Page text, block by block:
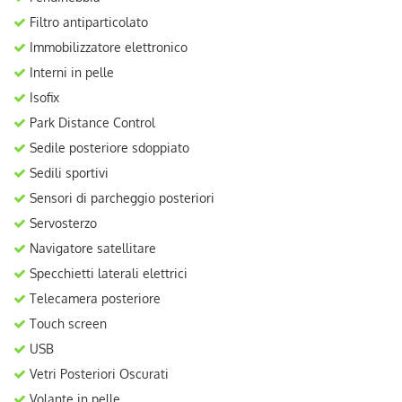
Filtro antiparticolato
Immobilizzatore elettronico
Interni in pelle
Isofix
Park Distance Control
Sedile posteriore sdoppiato
Sedili sportivi
Sensori di parcheggio posteriori
Servosterzo
Navigatore satellitare
Specchietti laterali elettrici
Telecamera posteriore
Touch screen
USB
Vetri Posteriori Oscurati